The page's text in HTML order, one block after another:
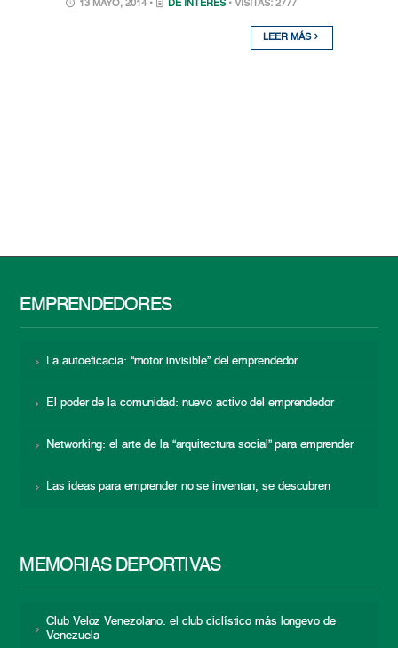
13 MAYO, 2014 • DE INTERÉS • VISITAS: 2777
LEER MÁS
EMPRENDEDORES
La autoeficacia: “motor invisible” del emprendedor
El poder de la comunidad: nuevo activo del emprendedor
Networking: el arte de la “arquitectura social” para emprender
Las ideas para emprender no se inventan, se descubren
MEMORIAS DEPORTIVAS
Club Veloz Venezolano: el club ciclístico más longevo de
Venezuela